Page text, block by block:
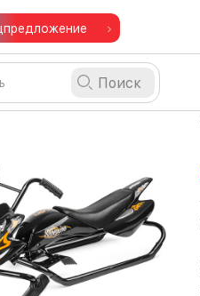
Поиск